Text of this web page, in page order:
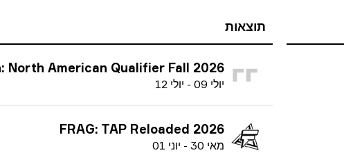
תוצאות
Open: North American Qualifier Fall 2026
יולי 09
- יולי 12
FRAG: TAP Reloaded 2026
מאי 30
- יוני 01